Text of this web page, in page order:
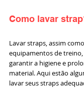
Como lavar
Lavar straps, assim
equipamentos de
garantir a higiene e
material. Aqui estão
lavar seus straps